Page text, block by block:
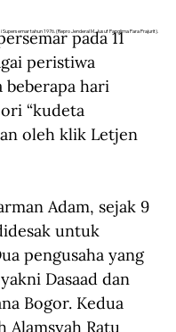
tahun 1976. (Repro Jenderal M. Jusuf Panglima Para Prajurit).
pada 11
peristiwa
beberapa hari
“kudeta
oleh klik Letjen
Adam, sejak 9
untuk
pengusaha yang
Dasaad dan
Bogor. Kedua
Alamsyah Ratu